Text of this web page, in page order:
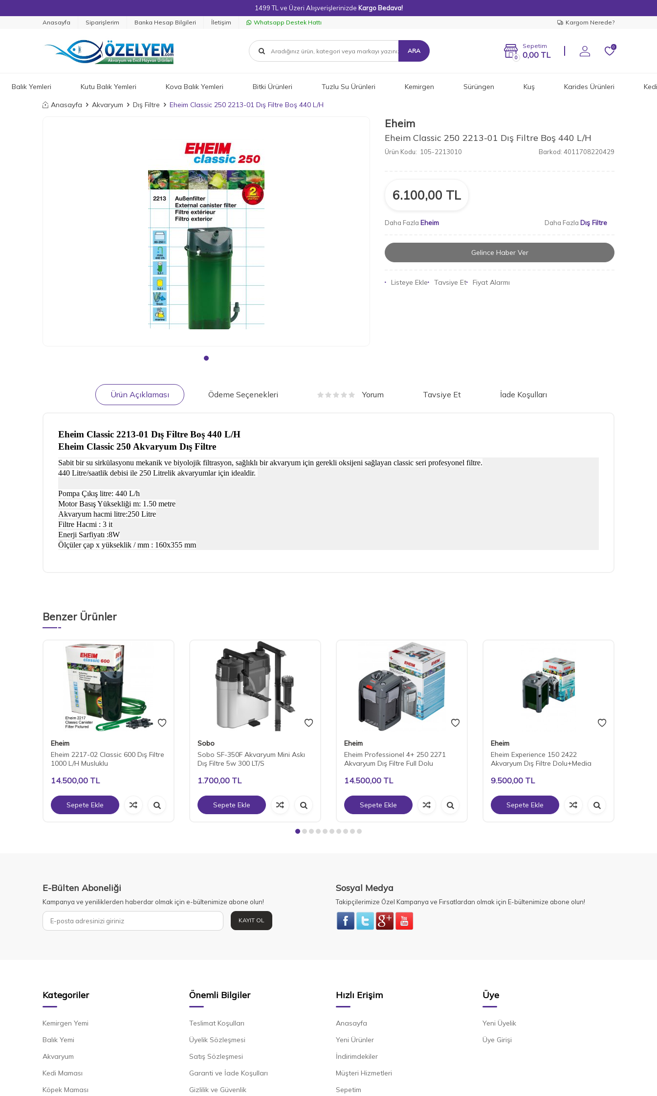
1499 TL ve Üzeri Alışverişlerinizde Kargo Bedava!
Anasayfa Siparişlerim Banka Hesap Bilgileri İletişim Whatsapp Destek Hattı Kargom Nerede?
ARA
0
Sepetim
0,00 TL
0
Balık Yemleri Kutu Balık Yemleri Kova Balık Yemleri Bitki Ürünleri Tuzlu Su Ürünleri Kemirgen Sürüngen Kuş Karides Ürünleri Kedi
Anasayfa Akvaryum Dış Filtre Eheim Classic 250 2213-01 Dış Filtre Boş 440 L/H
Eheim
Eheim Classic 250 2213-01 Dış Filtre Boş 440 L/H
Ürün Kodu: 105-2213010 Barkod: 4011708220429
6.100,00 TL
Daha Fazla Eheim Daha Fazla Dış Filtre
Gelince Haber Ver
Listeye Ekle Tavsiye Et Fiyat Alarmı
Ürün Açıklaması Ödeme Seçenekleri Yorum Tavsiye Et İade Koşulları
Eheim Classic 2213-01 Dış Filtre Boş 440 L/H
Eheim Classic 250 Akvaryum Dış Filtre
Sabit bir su sirkülasyonu mekanik ve biyolojik filtrasyon, sağlıklı bir akvaryum için gerekli oksijeni sağlayan classic seri profesyonel filtre.
440 Litre/saatlik debisi ile 250 Litrelik akvaryumlar için idealdir.
Pompa Çıkış litre: 440 L/h
Motor Basış Yüksekliği m: 1.50 metre
Akvaryum hacmi litre:250 Litre
Filtre Hacmi : 3 it
Enerji Sarfiyatı :8W
Ölçüler çap x yükseklik / mm : 160x355 mm
Benzer Ürünler
Eheim
Eheim 2217-02 Classic 600 Dış Filtre
1000 L/H Musluklu
14.500,00 TL
Sepete Ekle
Sobo
Sobo SF-350F Akvaryum Mini Askı
Dış Filtre 5w 300 LT/S
1.700,00 TL
Sepete Ekle
Eheim
Eheim Professionel 4+ 250 2271
Akvaryum Dış Filtre Full Dolu
14.500,00 TL
Sepete Ekle
Eheim
Eheim Experience 150 2422
Akvaryum Dış Filtre Dolu+Media
9.500,00 TL
Sepete Ekle
E-Bülten Aboneliği
Kampanya ve yeniliklerden haberdar olmak için e-bültenimize abone olun!
KAYIT OL
Sosyal Medya
Takipçilerimize Özel Kampanya ve Fırsatlardan olmak için E-bültenimize abone olun!
Kategoriler
Kemirgen Yemi
Balık Yemi
Akvaryum
Kedi Maması
Köpek Maması
Önemli Bilgiler
Teslimat Koşulları
Üyelik Sözleşmesi
Satış Sözleşmesi
Garanti ve İade Koşulları
Gizlilik ve Güvenlik
Hızlı Erişim
Anasayfa
Yeni Ürünler
İndirimdekiler
Müşteri Hizmetleri
Sepetim
Üye
Yeni Üyelik
Üye Girişi